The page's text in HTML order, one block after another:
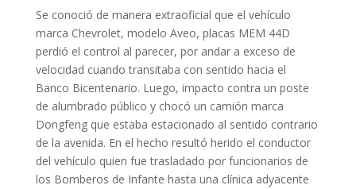
Se conoció de manera extraoficial que el vehículo
marca Chevrolet, modelo Aveo, placas MEM 44D
perdió el control al parecer, por andar a exceso de
velocidad cuando transitaba con sentido hacia el
Banco Bicentenario. Luego, impacto contra un poste
de alumbrado público y chocó un camión marca
Dongfeng que estaba estacionado al sentido contrario
de la avenida. En el hecho resultó herido el conductor
del vehículo quien fue trasladado por funcionarios de
los Bomberos de Infante hasta una clínica adyacente